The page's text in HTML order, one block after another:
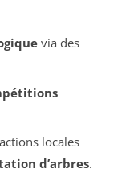
via des
locales
d’arbres.